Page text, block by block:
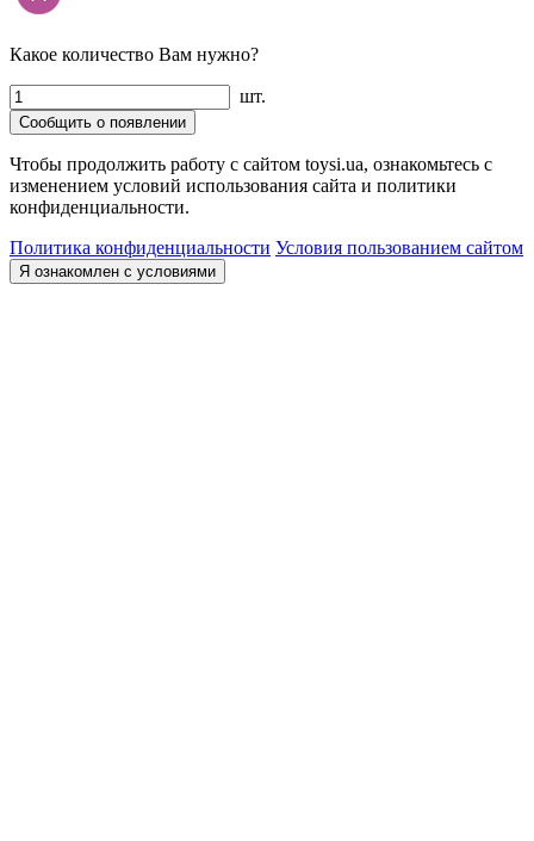
Какое количество Вам нужно?
шт.
Сообщить о появлении
Чтобы продолжить работу с сайтом toysi.ua, ознакомьтесь с
изменением условий использования сайта и политики
конфиденциальности.
Политика конфиденциальности Условия пользованием сайтом
Я ознакомлен с условиями